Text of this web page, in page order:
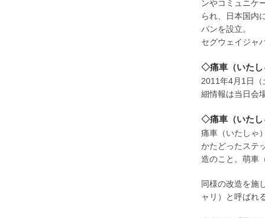
ンやコミュニケ
られ、日本国内
パンを設立。
セグウェイジ
◇痛車（いたし
2011年4月1日
細情報は当日会
◇痛車（いたし
痛車（いたしゃ
かたどったステ
造のこと。萌車
同様の改造を施
ャリ）と呼ばれ